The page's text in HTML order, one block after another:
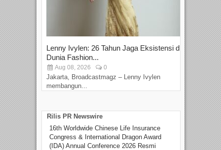
Lenny Ivylen: 26 Tahun Jaga Eksistensi di
Dunia Fashion...
Aug 08, 2026 0
Jakarta, Broadcastmagz – Lenny Ivylen
membangun...
Rilis PR Newswire
16th Worldwide Chinese Life Insurance
Congress & International Dragon Award
(IDA) Annual Conference 2026 Resmi